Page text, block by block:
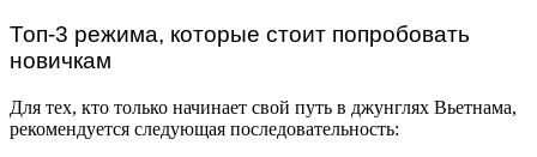
Топ-3 режима, которые стоит попробовать
новичкам
Для тех, кто только начинает свой путь в джунглях Вьетнама,
рекомендуется следующая последовательность: